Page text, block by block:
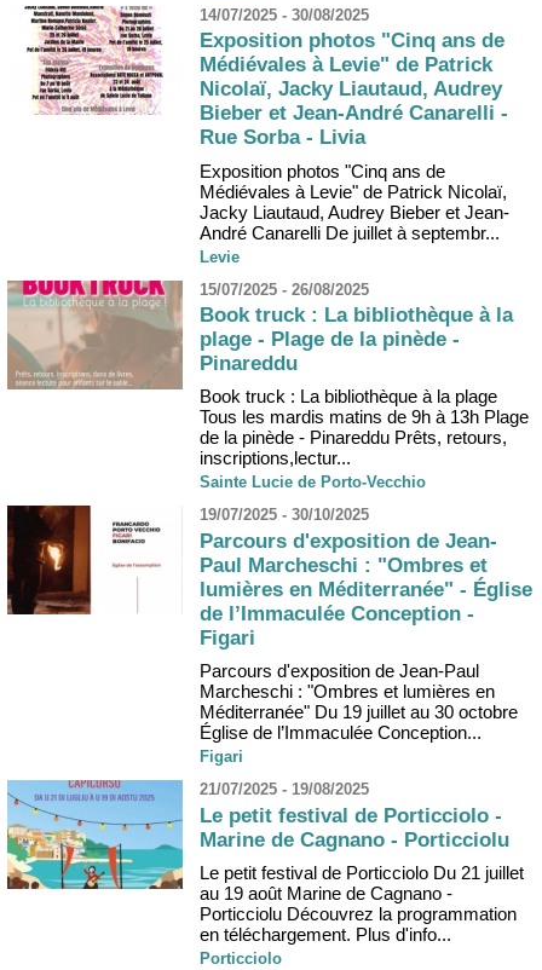
14/07/2025 - 30/08/2025
Exposition photos "Cinq ans de
Médiévales à Levie" de Patrick
Nicolaï, Jacky Liautaud, Audrey
Bieber et Jean-André Canarelli -
Rue Sorba - Livia
Exposition photos "Cinq ans de
Médiévales à Levie" de Patrick Nicolaï,
Jacky Liautaud, Audrey Bieber et Jean-
André Canarelli De juillet à septembr...
Levie
15/07/2025 - 26/08/2025
Book truck : La bibliothèque à la
plage - Plage de la pinède -
Pinareddu
Book truck : La bibliothèque à la plage
Tous les mardis matins de 9h à 13h Plage
de la pinède - Pinareddu Prêts, retours,
inscriptions,lectur...
Sainte Lucie de Porto-Vecchio
19/07/2025 - 30/10/2025
Parcours d'exposition de Jean-
Paul Marcheschi : "Ombres et
lumières en Méditerranée" - Église
de l’Immaculée Conception -
Figari
Parcours d'exposition de Jean-Paul
Marcheschi : "Ombres et lumières en
Méditerranée" Du 19 juillet au 30 octobre
Église de l’Immaculée Conception...
Figari
21/07/2025 - 19/08/2025
Le petit festival de Porticciolo -
Marine de Cagnano - Porticciolu
Le petit festival de Porticciolo Du 21 juillet
au 19 août Marine de Cagnano -
Porticciolu Découvrez la programmation
en téléchargement. Plus d'info...
Porticciolo